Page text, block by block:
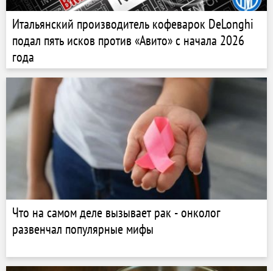
Итальянский производитель кофеварок DeLonghi
подал пять исков против «Авито» с начала 2026
года
Что на самом деле вызывает рак - онколог
развенчал популярные мифы